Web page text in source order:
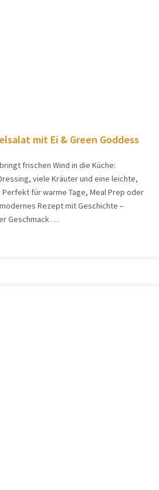
mit Ei & Green Goddess
frischen Wind in die Küche:
viele Kräuter und eine leichte,
für warme Tage, Meal Prep oder
Rezept mit Geschichte –
Geschmack …